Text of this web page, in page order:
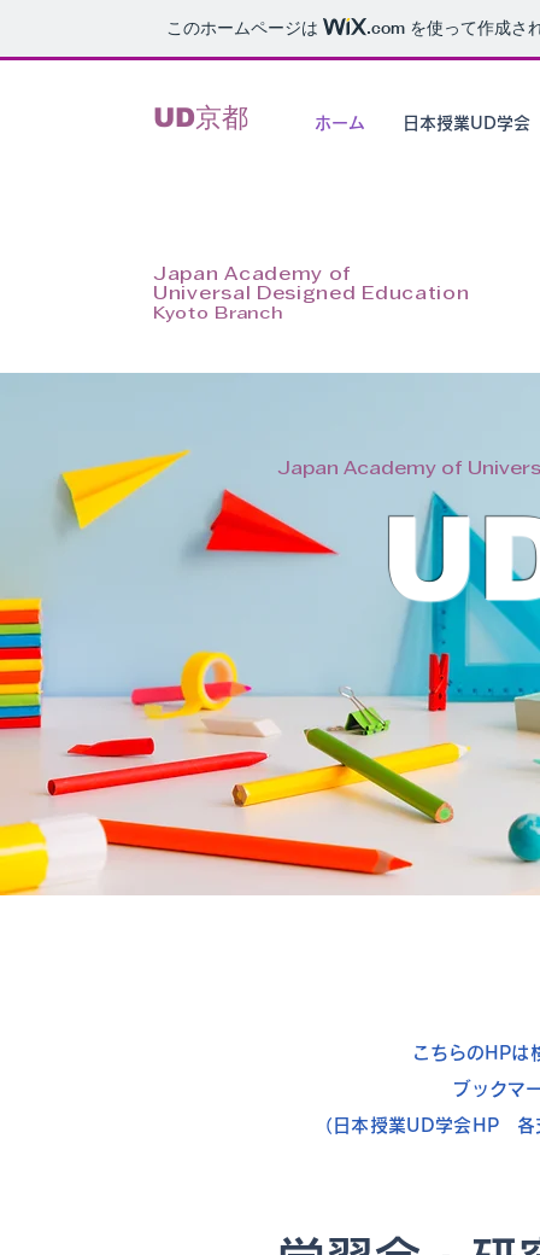
このホームページは .com を使って作成さ
UD京都
Japan Academy of
Universal Designed Education
Kyoto Branch
ホーム 日本授業UD学会
Japan Academy of
こちらのHPは
ブックマ
（日本授業UD学会HP 各